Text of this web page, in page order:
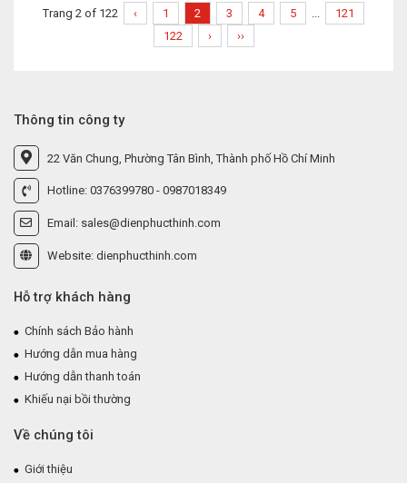
Trang 2 of 122 ‹ 1 2 3 4 5 ...
121
122
› ››
Thông tin công ty
22 Văn Chung, Phường Tân Bình, Thành phố Hồ Chí Minh
Hotline: 0376399780 - 0987018349
Email: sales@dienphucthinh.com
Website: dienphucthinh.com
Hỗ trợ khách hàng
Chính sách Bảo hành
Hướng dẫn mua hàng
Hướng dẫn thanh toán
Khiếu nại bồi thường
Về chúng tôi
Giới thiệu